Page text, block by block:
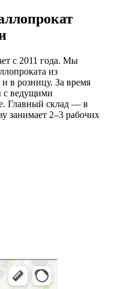
с 2011 года. Мы
из
в розницу. За время
с ведущими
Главный склад — в
занимает 2–3 рабочих